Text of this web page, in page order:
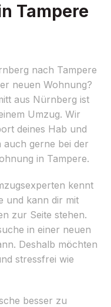
Tampere
nach Tampere
neuen Wohnung?
aus Nürnberg ist
Umzug. Wir
deines Hab und
gerne bei der
in Tampere.
kennt
und kann dir mit
zur Seite stehen.
in einer neuen
Deshalb möchten
stressfrei wie
besser zu